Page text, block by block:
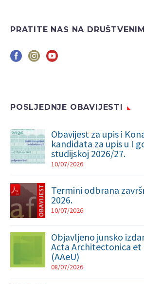
PRATITE NAS NA
POSLJEDNJE OBAVIJESTI
Obavijest za upis i
kandidata za upis u I
studijskoj 2026/27.
10/07/2026
Termini odbrana
2026.
10/07/2026
Objavljeno junsko
Acta Architectonica et
(AAeU)
08/07/2026